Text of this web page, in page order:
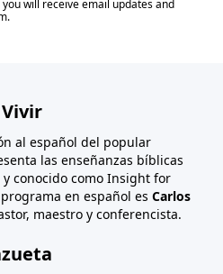
al español del popular
las enseñanzas bíblicas
y conocido como Insight for
en español es Carlos
maestro y conferencista.